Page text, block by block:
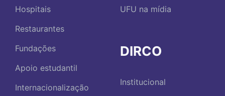
Hospitais
Restaurantes
Fundações
Apoio estudantil
Internacionalização
UFU na mídia
DIRCO
Institucional